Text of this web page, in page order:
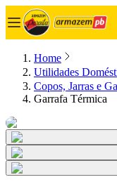
Home
Utilidades
Copos, Jarras e
Garrafa Térmica